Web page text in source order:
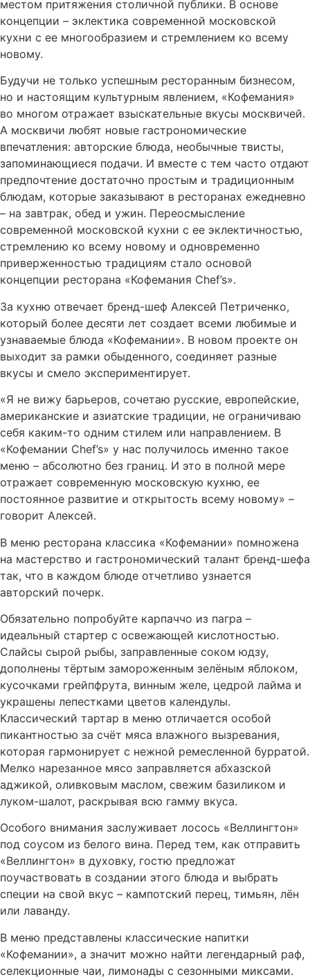
местом притяжения столичной публики. В основе
концепции – эклектика современной московской
кухни с ее многообразием и стремлением ко всему
новому.
Будучи не только успешным ресторанным бизнесом,
но и настоящим культурным явлением, «Кофемания»
во многом отражает взыскательные вкусы москвичей.
А москвичи любят новые гастрономические
впечатления: авторские блюда, необычные твисты,
запоминающиеся подачи. И вместе с тем часто отдают
предпочтение достаточно простым и традиционным
блюдам, которые заказывают в ресторанах ежедневно
– на завтрак, обед и ужин. Переосмысление
современной московской кухни с ее эклектичностью,
стремлению ко всему новому и одновременно
приверженностью традициям стало основой
концепции ресторана «Кофемания Chef’s».
За кухню отвечает бренд-шеф Алексей Петриченко,
который более десяти лет создает всеми любимые и
узнаваемые блюда «Кофемании». В новом проекте он
выходит за рамки обыденного, соединяет разные
вкусы и смело экспериментирует.
«Я не вижу барьеров, сочетаю русские, европейские,
американские и азиатские традиции, не ограничиваю
себя каким-то одним стилем или направлением. В
«Кофемании Chef’s» у нас получилось именно такое
меню – абсолютно без границ. И это в полной мере
отражает современную московскую кухню, ее
постоянное развитие и открытость всему новому» –
говорит Алексей.
В меню ресторана классика «Кофемании» помножена
на мастерство и гастрономический талант бренд-шефа
так, что в каждом блюде отчетливо узнается
авторский почерк.
Обязательно попробуйте карпаччо из пагра –
идеальный стартер с освежающей кислотностью.
Слайсы сырой рыбы, заправленные соком юдзу,
дополнены тёртым замороженным зелёным яблоком,
кусочками грейпфрута, винным желе, цедрой лайма и
украшены лепестками цветов календулы.
Классический тартар в меню отличается особой
пикантностью за счёт мяса влажного вызревания,
которая гармонирует с нежной ремесленной бурратой.
Мелко нарезанное мясо заправляется абхазской
аджикой, оливковым маслом, свежим базиликом и
луком-шалот, раскрывая всю гамму вкуса.
Особого внимания заслуживает лосось «Веллингтон»
под соусом из белого вина. Перед тем, как отправить
«Веллингтон» в духовку, гостю предложат
поучаствовать в создании этого блюда и выбрать
специи на свой вкус – кампотский перец, тимьян, лён
или лаванду.
В меню представлены классические напитки
«Кофемании», а значит можно найти легендарный раф,
селекционные чаи, лимонады с сезонными миксами.